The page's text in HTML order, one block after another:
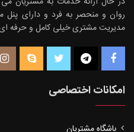
روان و منحصر به فرد و دارای پنل
مدیریت مشتری خیلی کامل و حرفه
امکانات اختصاصی
باشگاه مشتریان